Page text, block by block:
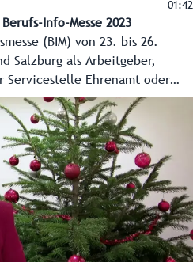
01:42
Info-Messe 2023
(BIM) von 23. bis 26.
Salzburg als Arbeitgeber,
Servicestelle Ehrenamt oder
vertreten.